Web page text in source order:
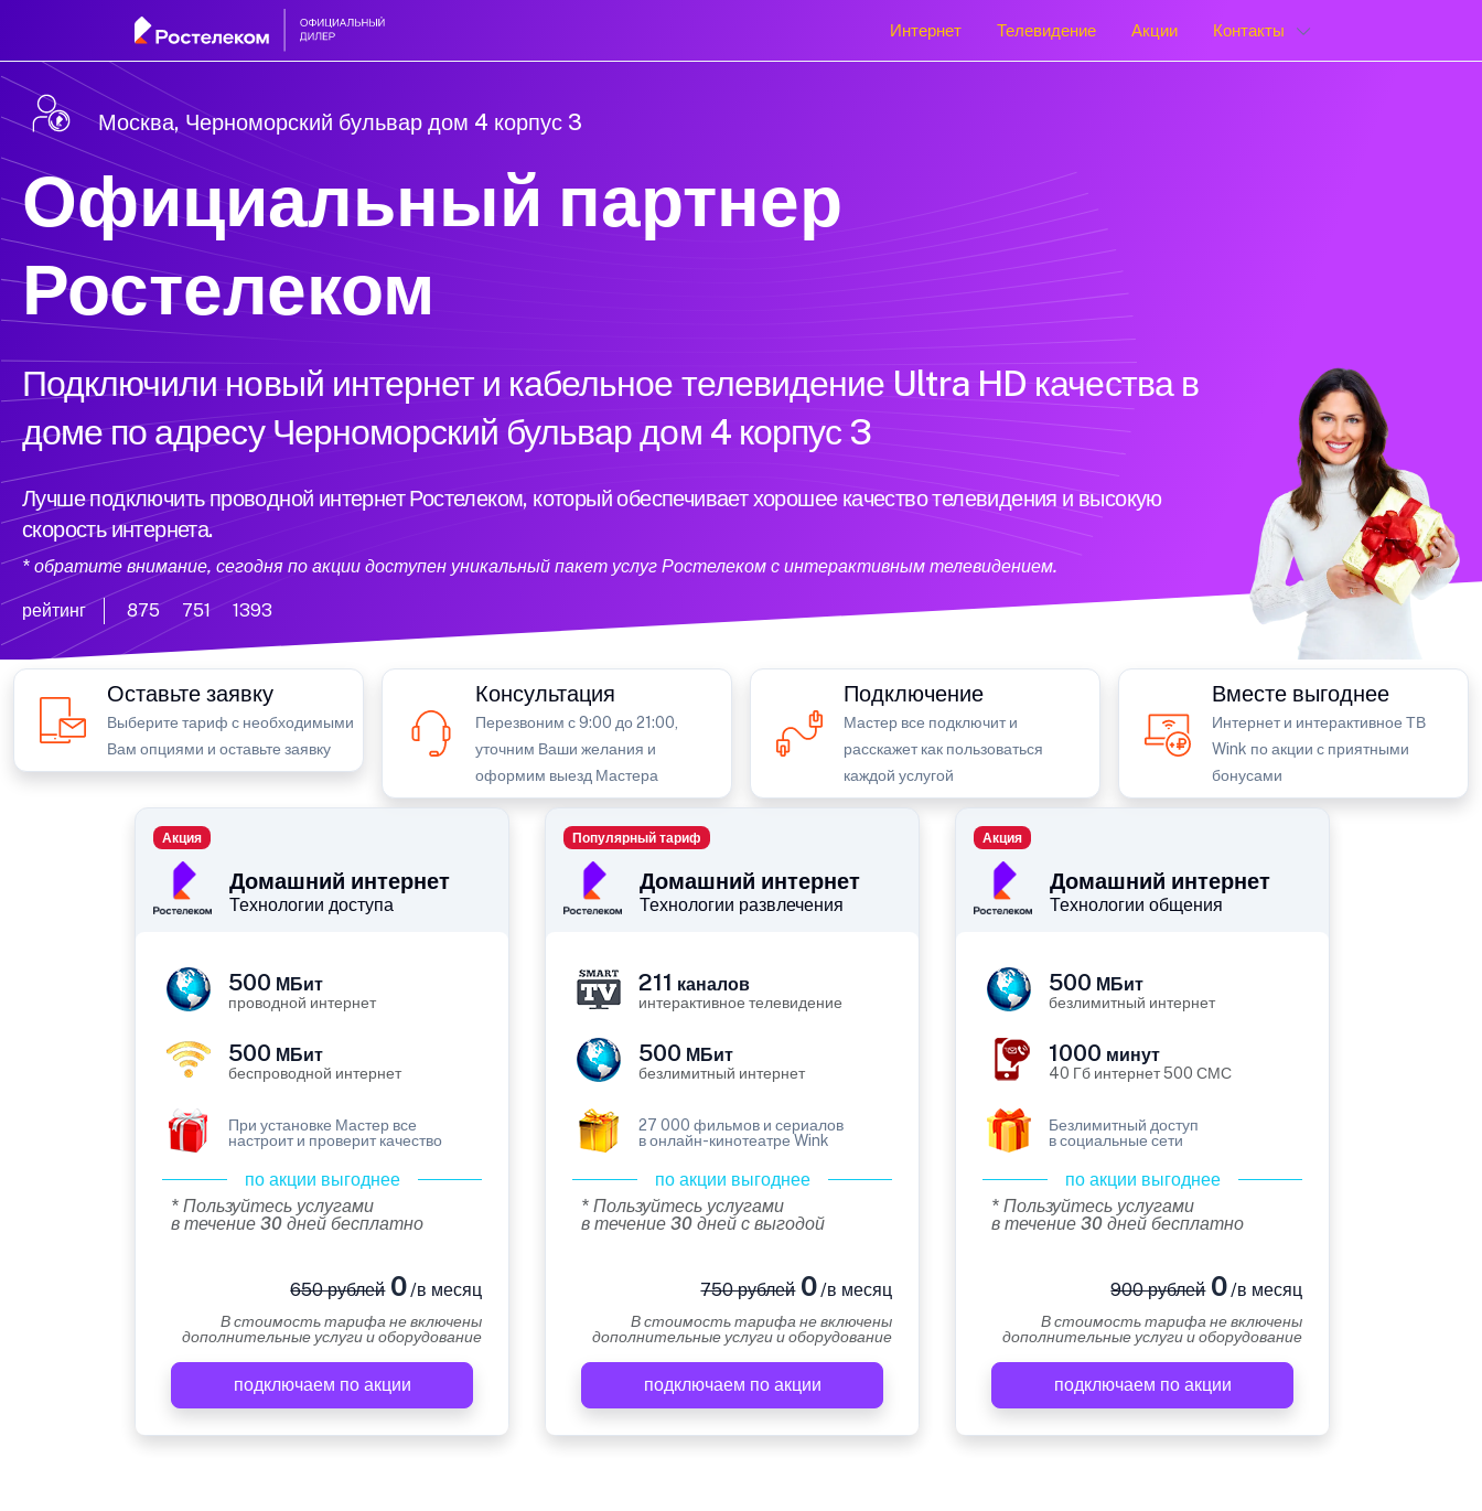
Интернет Телевидение Акции Контакты
Москва, Черноморский бульвар дом 4 корпус 3
Официальный партнер
Ростелеком
Подключили новый интернет и кабельное телевидение Ultra HD качества в
доме по адресу Черноморский бульвар дом 4 корпус 3
Лучше подключить проводной интернет Ростелеком, который обеспечивает хорошее качество телевидения и высокую
скорость интернета.
* обратите внимание, сегодня по акции доступен уникальный пакет услуг Ростелеком с интерактивным телевидением.
рейтинг 875 751 1393
Оставьте заявку
Выберите тариф с необходимыми
Вам опциями и оставьте заявку
Консультация
Перезвоним с 9:00 до 21:00,
уточним Ваши желания и
оформим выезд Мастера
Подключение
Мастер все подключит и
расскажет как пользоваться
каждой услугой
Вместе выгоднее
Интернет и интерактивное ТВ
Wink по акции с приятными
бонусами
Домашний интернет
Технологии доступа
Акция
500 МБит
проводной интернет
500 МБит
беспроводной интернет
При установке Мастер все
настроит и проверит качество
по акции выгоднее
* Пользуйтесь услугами
в течение 30 дней бесплатно
650 рублей0/в месяц
В стоимость тарифа не включены
дополнительные услуги и оборудование
подключаем по акции
Домашний интернет
Технологии развлечения
Популярный тариф
211 каналов
интерактивное телевидение
500 МБит
безлимитный интернет
27 000 фильмов и сериалов
в онлайн-кинотеатре Wink
по акции выгоднее
* Пользуйтесь услугами
в течение 30 дней с выгодой
750 рублей0/в месяц
В стоимость тарифа не включены
дополнительные услуги и оборудование
подключаем по акции
Домашний интернет
Технологии общения
Акция
500 МБит
безлимитный интернет
1000 минут
40 Гб интернет 500 СМС
Безлимитный доступ
в социальные сети
по акции выгоднее
* Пользуйтесь услугами
в течение 30 дней бесплатно
900 рублей0/в месяц
В стоимость тарифа не включены
дополнительные услуги и оборудование
подключаем по акции